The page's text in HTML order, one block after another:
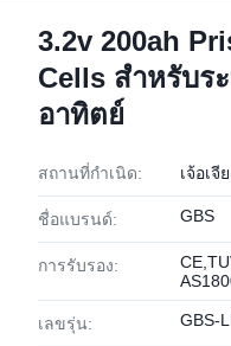
3.2v 200ah
Cells สำหรับร
อาทิตย์
สถานที่กำเนิด: เจ้อเจี
ชื่อแบรนด์: GBS
การรับรอง:
เลขรุ่น: GBS-